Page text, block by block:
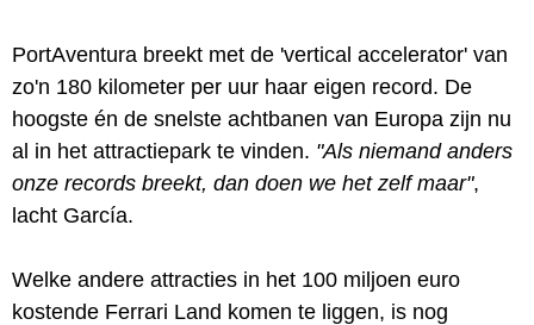
PortAventura breekt met de 'vertical accelerator' van
zo'n 180 kilometer per uur haar eigen record. De
hoogste én de snelste achtbanen van Europa zijn nu
al in het attractiepark te vinden. "Als niemand anders
onze records breekt, dan doen we het zelf maar",
lacht García.
Welke andere attracties in het 100 miljoen euro
kostende Ferrari Land komen te liggen, is nog